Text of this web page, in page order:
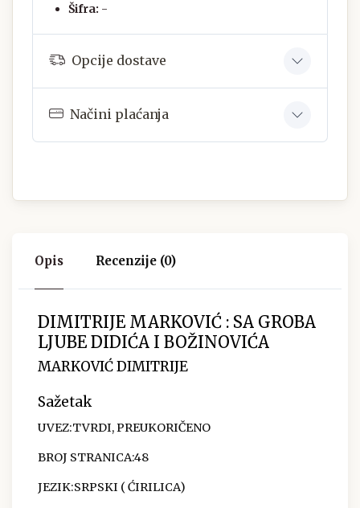
Šifra: -
Opcije dostave
Načini plaćanja
Opis Recenzije (0)
DIMITRIJE MARKOVIĆ : SA GROBA
LJUBE DIDIĆA I BOŽINOVIĆA
MARKOVIĆ DIMITRIJE
Sažetak
UVEZ:TVRDI, PREUKORIČENO
BROJ STRANICA:48
JEZIK:SRPSKI ( ĆIRILICA)